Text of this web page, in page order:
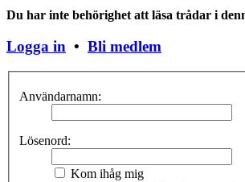
Du har inte behörighet att läsa trådar i
Logga in • Bli medlem
Användarnamn:
Lösenord:
Kom ihåg mig